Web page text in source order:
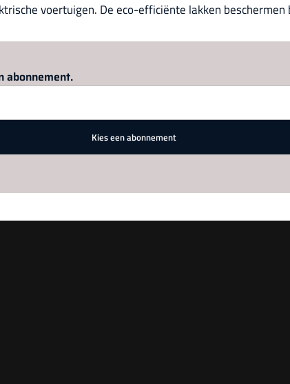
voertuigen. De eco-efficiënte lakken
abonnement.
Kies een abonnement